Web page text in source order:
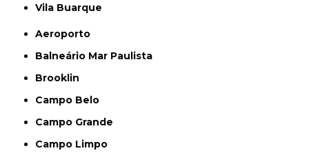
Vila Buarque
Aeroporto
Balneário Mar Paulista
Brooklin
Campo Belo
Campo Grande
Campo Limpo